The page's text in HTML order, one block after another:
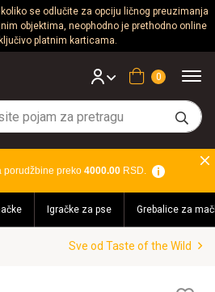
se odlučite za opciju ličnog preuzimanja
objektima, neophodno je prethodno online
platnim karticama.
Korpa
porudžbine preko 4000.00RSD.
Igračke za pse Grebalice za
Sve od Taste of the Wild